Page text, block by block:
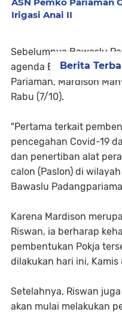
Irigasi Anai II
Sebelumnya Bawaslu
agenda Bawaslu terkait
Pariaman, Mardison
Rabu (7/10).
"Pertama terkait
pencegahan Covid-19
dan penertiban alat
calon (Paslon) di
Bawaslu
Karena Mardison
Riswan, ia berharap
pembentukan Pokja
dilakukan hari ini, Kamis
Setelahnya, Riswan
akan mulai melakukan
Berita